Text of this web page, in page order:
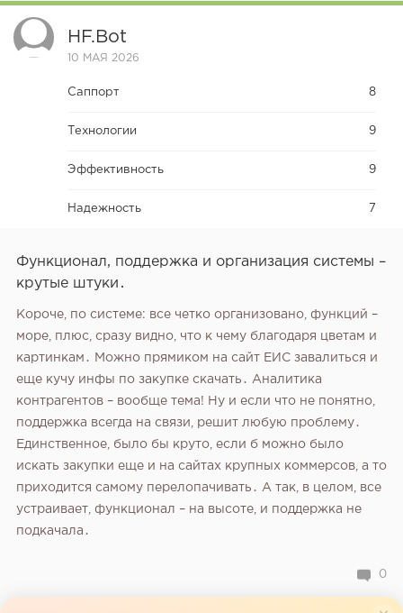
HF.bot
10 МАЯ 2026
Саппорт 8
Технологии 9
Эффективность 9
Надежность 7
Функционал, поддержка и организация системы –
крутые штуки․
Короче, по системе: все четко организовано, функций –
море, плюс, сразу видно, что к чему благодаря цветам и
картинкам․ Можно прямиком на сайт ЕИС завалиться и
еще кучу инфы по закупке скачать․ Аналитика
контрагентов – вообще тема! Ну и если что не понятно,
поддержка всегда на связи, решит любую проблему․
Единственное, было бы круто, если б можно было
искать закупки еще и на сайтах крупных коммерсов, а то
приходится самому перелопачивать․ А так, в целом, все
устраивает, функционал – на высоте, и поддержка не
подкачала․
0